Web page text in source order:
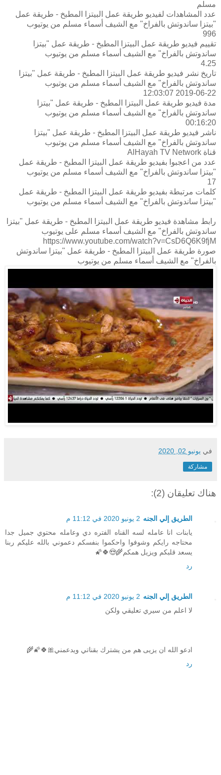
مسلم
عدد المشاهدات لفيديو طريقة عمل البيتزا المطبخ - طريقة عمل
"بيتزا ساندوتش بالفراخ" مع الشيف أسماء مسلم من يوتيوب
996
تقييم فيديو طريقة عمل البيتزا المطبخ - طريقة عمل "بيتزا
ساندوتش بالفراخ" مع الشيف أسماء مسلم من يوتيوب
4.25
تاريخ نشر فيديو طريقة عمل البيتزا المطبخ - طريقة عمل "بيتزا
ساندوتش بالفراخ" مع الشيف أسماء مسلم من يوتيوب
2019-06-22 12:03:07
مدة فيديو طريقة عمل البيتزا المطبخ - طريقة عمل "بيتزا
ساندوتش بالفراخ" مع الشيف أسماء مسلم من يوتيوب
00:16:20
ناشر فيديو طريقة عمل البيتزا المطبخ - طريقة عمل "بيتزا
ساندوتش بالفراخ" مع الشيف أسماء مسلم من يوتيوب
قناة AlHayah TV Network
عدد من اعجبوا بفيديو طريقة عمل البيتزا المطبخ - طريقة عمل
"بيتزا ساندوتش بالفراخ" مع الشيف أسماء مسلم من يوتيوب
17
كلمات مرتبطة بفيديو طريقة عمل البيتزا المطبخ - طريقة عمل
"بيتزا ساندوتش بالفراخ" مع الشيف أسماء مسلم من يوتيوب
رابط مشاهدة فيديو طريقة عمل البيتزا المطبخ - طريقة عمل "بيتزا
ساندوتش بالفراخ" مع الشيف أسماء مسلم على يوتيوب
https://www.youtube.com/watch?v=CsD6Q6K9fjM
صورة طريقة عمل البيتزا المطبخ - طريقة عمل "بيتزا ساندوتش
بالفراخ" مع الشيف أسماء مسلم من يوتيوب
في يونيو 02, 2020
مشاركة
هناك تعليقان (2):
الطريق إلي الجنه 2 يونيو 2020 في 11:12 م
يابنات انا عامله لسه القناه الفتره دي وعامله محتوي جميل جدا
محتاجه رايكم وشوفوا واحكموا بنفسكم دعموني بالله عليكم ربنا
يسعد قلبكم ويزيل همكم🌾😍🍀🌠
رد
الطريق إلي الجنه 2 يونيو 2020 في 11:12 م
لا اعلم من سيري تعليقي ولكن
ادعو الله ان يزيى هم من يشترك بقناتي ويدعمني🎀🍀🌠🌾
رد